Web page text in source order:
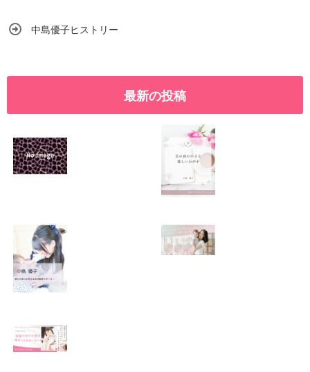
中島優子ヒストリー
最新の投稿
2026.01.11 2026.01.08
りますように
2026.01.06